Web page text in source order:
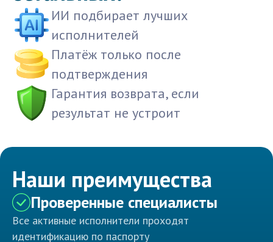
ИИ подбирает лучших
исполнителей
Платёж только после
подтверждения
Гарантия возврата, если
результат не устроит
Наши преимущества
Проверенные специалисты
Все активные исполнители проходят
идентификацию по паспорту